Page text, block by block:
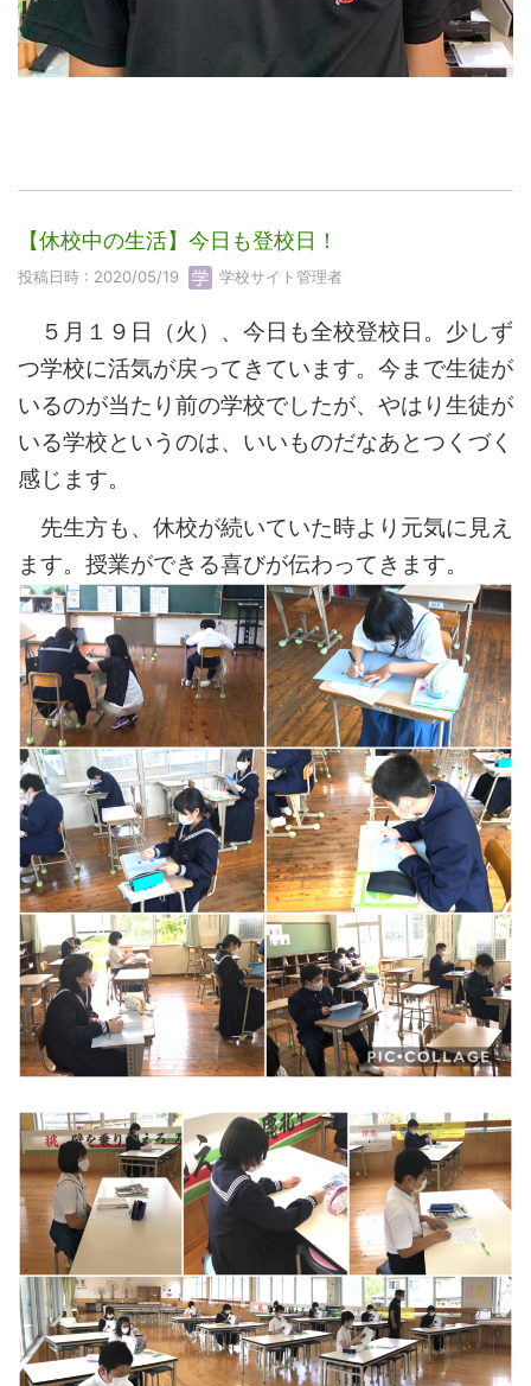
【休校中の生活】今日も登校日！
投稿日時 : 2020/05/19 学校サイト管理者
５月１９日（火）、今日も全校登校日。少しず
つ学校に活気が戻ってきています。今まで生徒が
いるのが当たり前の学校でしたが、やはり生徒が
いる学校というのは、いいものだなあとつくづく
感じます。
先生方も、休校が続いていた時より元気に見え
ます。授業ができる喜びが伝わってきます。